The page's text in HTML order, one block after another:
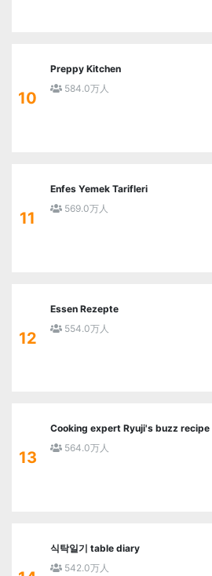
10
Preppy Kitchen
584.0万人
11
Enfes Yemek Tarifleri
569.0万人
12
Essen Rezepte
554.0万人
13
Cooking expert Ryuji's buzz recipe
564.0万人
식탁일기 table diary
542.0万人